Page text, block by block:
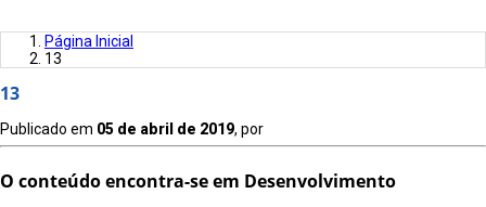
Página Inicial
13
13
Publicado em 05 de abril de 2019, por
O conteúdo encontra-se em Desenvolvimento